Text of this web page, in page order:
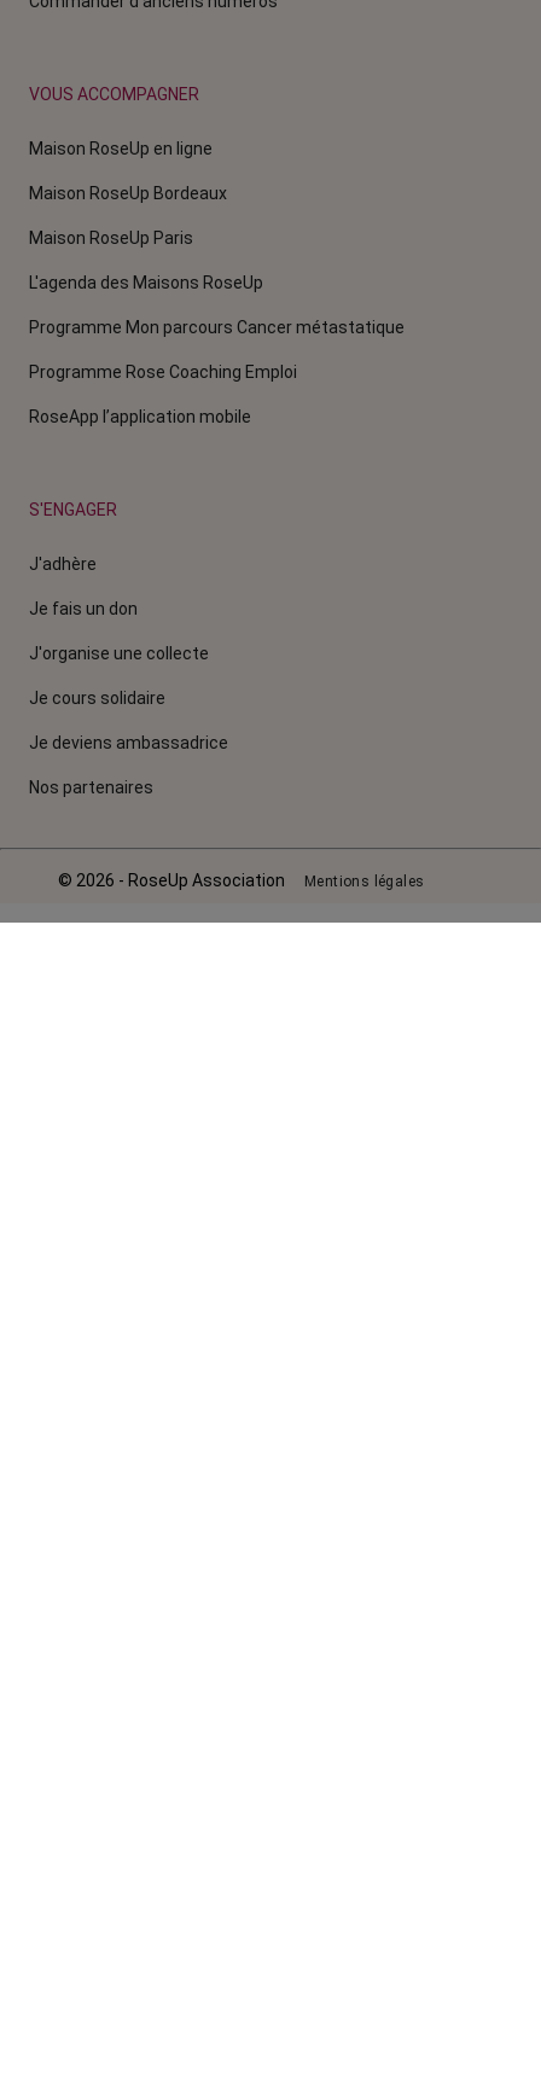
VOUS ACCOMPAGNER
Maison RoseUp en ligne
Maison RoseUp Bordeaux
Maison RoseUp Paris
L'agenda des Maisons RoseUp
Programme Mon parcours Cancer métastatique
Programme Rose Coaching Emploi
RoseApp l’application mobile
S'ENGAGER
J'adhère
Je fais un don
J'organise une collecte
Je cours solidaire
Je deviens ambassadrice
Nos partenaires
© 2026 - RoseUp Association Mentions légales